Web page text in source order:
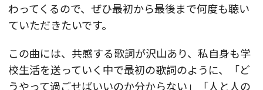
わってくるので、ぜひ最初から最後まで何度も聴い
ていただきたいです。
この曲には、共感する歌詞が沢山あり、私自身も学
校生活を送っていく中で最初の歌詞のように、「ど
うやって過ごせばいいのか分からない」「人と人の